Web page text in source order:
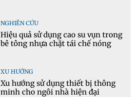
NGHIÊN CỨU
Hiệu quả sử dụng cao su vụn trong
bê tông nhựa chặt tái chế nóng
XU HƯỚNG
Xu hướng sử dụng thiết bị thông
minh cho ngôi nhà hiện đại